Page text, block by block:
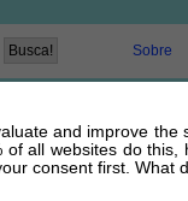
and improve the
all websites do this,
consent first. What
Sobre